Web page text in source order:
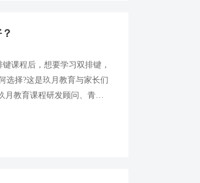
课程后，想要学习双排键，
选择?这是玖月教育与家长们
教育课程研发顾问、青年
比喻，很形象地解释了这个